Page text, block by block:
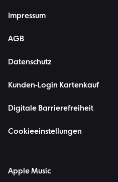
Impressum
AGB
Datenschutz
Kunden-Login Kartenkauf
Digitale Barrierefreiheit
Cookieeinstellungen
Apple Music